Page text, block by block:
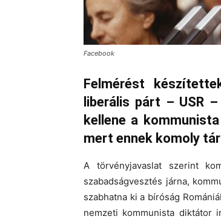
Facebook
Felmérést
liberális párt – USR
kellene a
mert ennek komoly
A törvényjavaslat szerint
szabadságvesztés járna,
szabhatna ki a bíróság
nemzeti kommunista diktátor